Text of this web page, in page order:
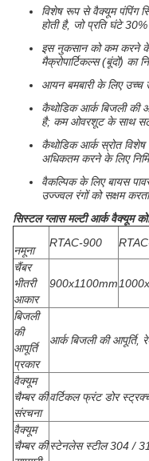
विशेष रूप से वैक्यूम पंपिंग
होती है, जो प्रति घंटे
इस नुकसान को कम करने के
मैक्रोपार्टिकल्स (बूंदों) का
आयन बमबारी के लिए उच्च
कैथोडिक आर्क बिजली की
है; कम ओवरशूट के साथ
कैथोडिक आर्क स्रोत
अधिकतम करने के लिए
वैकल्पिक के लिए बायस
उज्ज्वल रंगों को सक्षम
सिस्टल ग्लास मल्टी आर्क वैक्यूम
नमूना
RTAC-900
चैंबर
भीतरी
आकार
900x1100mm
बिजली
की
आपूर्ति
प्रकार
आर्क बिजली की आपूर्ति,
वैक्यूम
चैम्बर की
संरचना
वर्टिकल फ्रंट डोर
वैक्यूम
चैम्बर कीस्टेनलेस स्टील 304 /